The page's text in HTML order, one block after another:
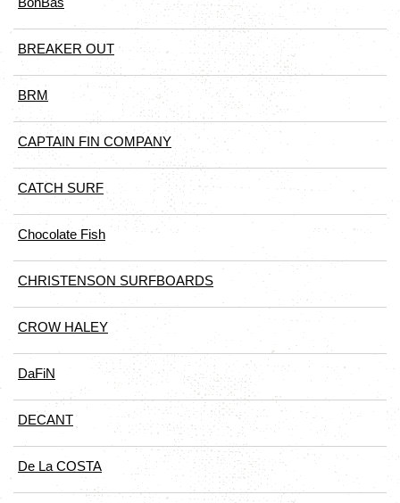
BREAKER OUT
BRM
CAPTAIN FIN COMPANY
CATCH SURF
Chocolate Fish
CHRISTENSON SURFBOARDS
CROW HALEY
DaFiN
DECANT
De La COSTA